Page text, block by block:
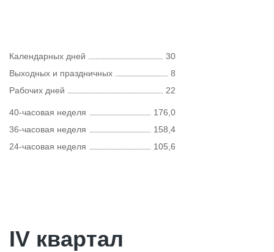
Календарных дней
30
Выходных и праздничных
8
Рабочих дней
22
40-часовая неделя
176,0
36-часовая неделя
158,4
24-часовая неделя
105,6
IV квартал